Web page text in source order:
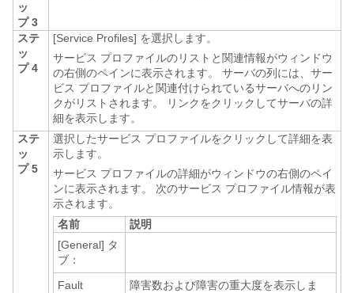
ッ
プ 3
ステ
ッ
プ 4
[Service Profiles] を選択します。
サービス プロファイルのリストと関連情報がウィンドウ
の右側のペインに表示されます。 サーバの列には、サー
ビス プロファイルと関連付けられているサーバへのリン
クがリストされます。 リンクをクリックしてサーバの詳
細を表示します。
ステ
ッ
プ 5
選択したサービス プロファイルをクリックして詳細を表
示します。
サービス プロファイルの詳細がウィンドウの右側のペイ
ンに表示されます。 次のサービス プロファイル情報が表
示されます。
名前
説明
[General] タ
ブ：
Fault
障害数および障害の重大度を表示しま